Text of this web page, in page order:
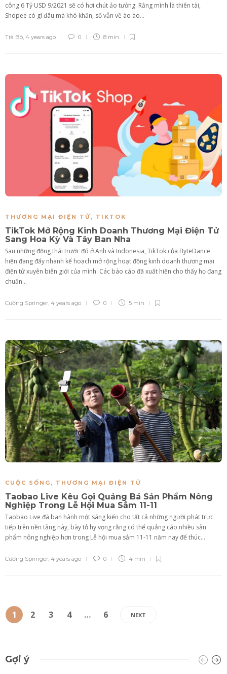
công 6 Tỷ USD 9/2021 sẽ có hơi chút ảo tưởng. Rằng mình là thiên tài,
Shopee có gì đâu mà khó khăn, số vẫn về ào ào...
Trà Bô, 4 years ago 0 8 min
THƯƠNG MẠI ĐIỆN TỬ , TIKTOK
TikTok Mở Rộng Kinh Doanh Thương Mại Điện Tử
Sang Hoa Kỳ Và Tây Ban Nha
Sau những động thái trước đó ở Anh và Indonesia, TikTok của ByteDance
hiện đang đẩy nhanh kế hoạch mở rộng hoạt động kinh doanh thương mại
điện tử xuyên biên giới của mình. Các báo cáo đã xuất hiện cho thấy họ đang
chuẩn...
Cường Springer 4 years ago 0 5 min
CUỘC SỐNG , THƯƠNG MẠI ĐIỆN TỬ
Taobao Live Kêu Gọi Quảng Bá Sản Phẩm Nông
Nghiệp Trong Lễ Hội Mua Sắm 11-11
Taobao Live đã ban hành một sáng kiến ​​cho tất cả những người phát trực
tiếp trên nền tảng này, bày tỏ hy vọng rằng có thể quảng cáo nhiều sản
phẩm nông nghiệp hơn trong Lễ hội mua sắm 11-11 năm nay để thúc...
Cường Springer 4 years ago 0 4 min
1 2 3 4 … 6 NEXT
Gợi ý